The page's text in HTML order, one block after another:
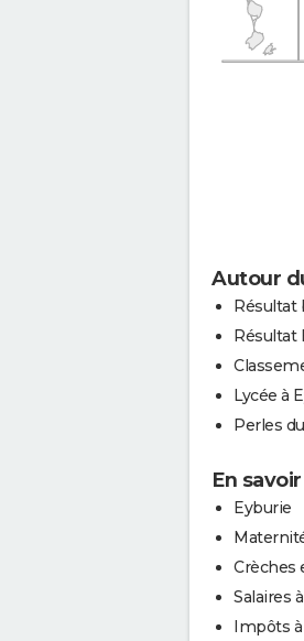
Autour
Résultat
Résultat
Lycée à
Perles
En
Eyburie
Crèches
Salaires
Impôts